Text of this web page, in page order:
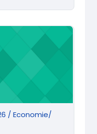
/ Economie/ Section A
/ Economie/